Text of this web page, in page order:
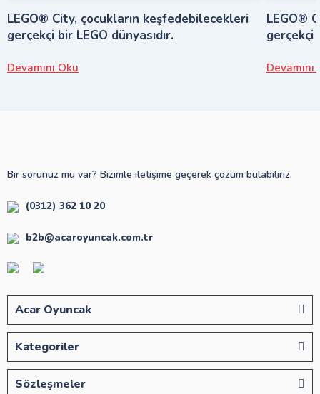
LEGO® City, çocukların keşfedebilecekleri
gerçekçi bir LEGO dünyasıdır.
Devamını Oku
LEGO®
gerçekçi
Devamını
Bir sorunuz mu var? Bizimle iletişime geçerek çözüm bulabiliriz.
(0312) 362 10 20
b2b@acaroyuncak.com.tr
Acar Oyuncak
Kategoriler
Sözleşmeler